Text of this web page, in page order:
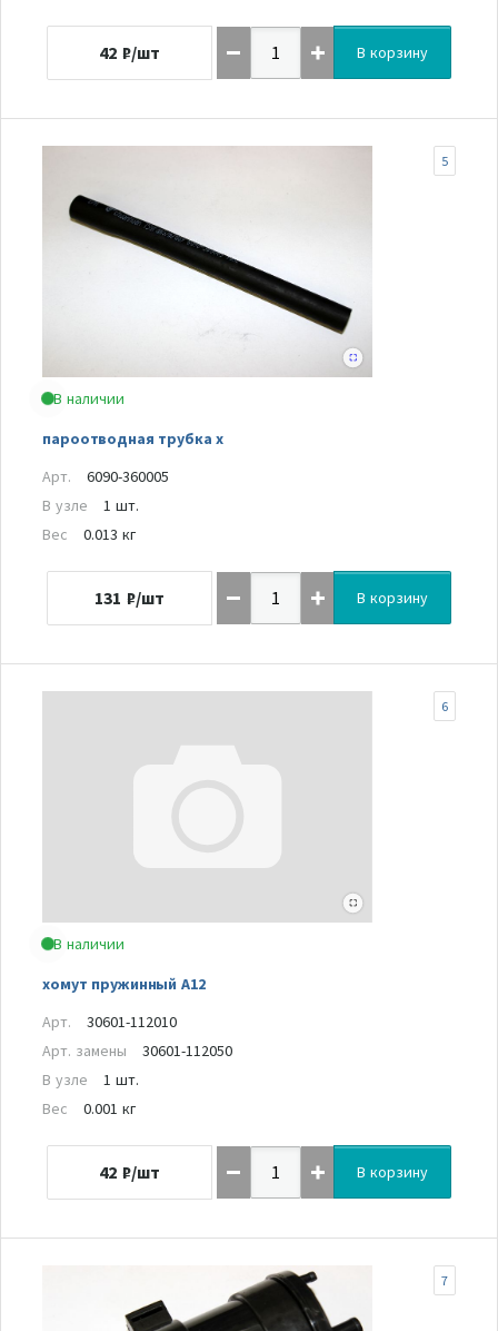
42 ₽/шт В корзину
В наличии
пароотводная трубка x
5
Арт.
6090-360005
В узле
1 шт.
Вес
0.013 кг
131 ₽/шт В корзину
В наличии
хомут пружинный А12
6
Арт.
30601-112010
Арт. замены
30601-112050
В узле
1 шт.
Вес
0.001 кг
42 ₽/шт В корзину
7